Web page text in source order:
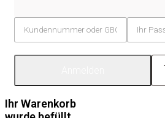
Ihr Warenkorb